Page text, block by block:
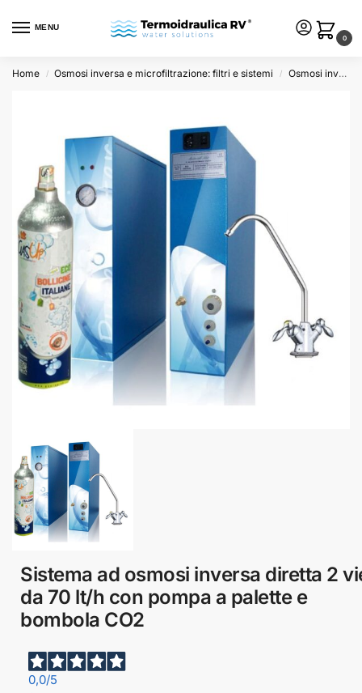
MENU
0
Home / Osmosi inversa e microfiltrazione: filtri e sistemi / Osmosi inversa: sistemi e kit
Sistema ad osmosi inversa diretta 2
da 70 lt/h con pompa a palette e
bombola CO2
0,0/5